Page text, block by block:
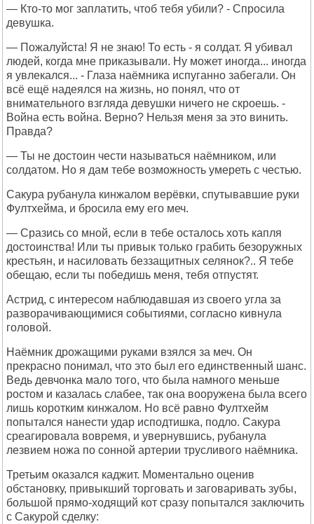
— Кто-то мог заплатить, чтоб тебя убили? - Спросила
девушка.
— Пожалуйста! Я не знаю! То есть - я солдат. Я убивал
людей, когда мне приказывали. Ну может иногда... иногда
я увлекался... - Глаза наёмника испуганно забегали. Он
всё ещё надеялся на жизнь, но понял, что от
внимательного взгляда девушки ничего не скроешь. -
Война есть война. Верно? Нельзя меня за это винить.
Правда?
— Ты не достоин чести называться наёмником, или
солдатом. Но я дам тебе возможность умереть с честью.
Сакура рубанула кинжалом верёвки, спутывавшие руки
Фултхейма, и бросила ему его меч.
— Сразись со мной, если в тебе осталось хоть капля
достоинства! Или ты привык только грабить безоружных
крестьян, и насиловать беззащитных селянок?.. Я тебе
обещаю, если ты победишь меня, тебя отпустят.
Астрид, с интересом наблюдавшая из своего угла за
разворачивающимися событиями, согласно кивнула
головой.
Наёмник дрожащими руками взялся за меч. Он
прекрасно понимал, что это был его единственный шанс.
Ведь девчонка мало того, что была намного меньше
ростом и казалась слабее, так она вооружена была всего
лишь коротким кинжалом. Но всё равно Фултхейм
попытался нанести удар исподтишка, подло. Сакура
среагировала вовремя, и увернувшись, рубанула
лезвием ножа по сонной артерии трусливого наёмника.
Третьим оказался каджит. Моментально оценив
обстановку, привыкший торговать и заговаривать зубы,
большой прямо-ходящий кот сразу попытался заключить
с Сакурой сделку: